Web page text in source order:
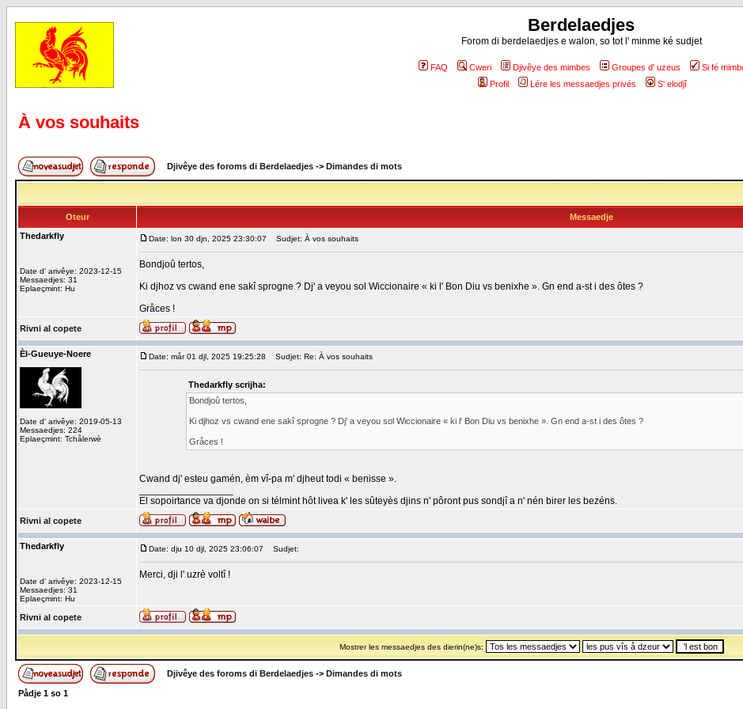
Berdelaedjes
Forom di berdelaedjes e walon, so tot l' minme ké sudjet
FAQ Cweri Djivêye des mimbes Groupes d' uzeus
Si fé
Profil
Lére les messaedjes privés S' elodjî
À vos souhaits
Djivêye des foroms di Berdelaedjes -> Dimandes di mots
Oteur
Messaedje
Thedarkfly
Date d' arivêye: 2023-12-15
Messaedjes: 31
Eplaeçmint: Hu
Date: lon 30 djn, 2025 23:30:07 Sudjet: À vos souhaits
Bondjoû tertos,
Ki djhoz vs cwand ene sakî sprogne ? Dj' a veyou sol Wiccionaire « ki l' Bon Diu vs benixhe ». Gn end a-st i des ôtes ?
Gråces !
Rivni al copete
Èl-Gueuye-Noere
Date d' arivêye: 2019-05-13
Messaedjes: 224
Eplaeçmint: Tchålerwè
Date: mår 01 djl, 2025 19:25:28 Sudjet: Re: À vos souhaits
Thedarkfly scrijha:
Bondjoû tertos,
Ki djhoz vs cwand ene sakî sprogne ? Dj' a veyou sol Wiccionaire « ki l' Bon Diu vs benixhe ». Gn end a-st i des ôtes ?
Gråces !
Cwand dj' esteu gamén, èm vî-pa m' djheut todi « benisse ».
El sopoirtance va djonde on si télmint hôt livea k' les sûteyès djins n' pôront pus sondjî a n' nén birer les bezéns.
Rivni al copete
Thedarkfly
Date d' arivêye: 2023-12-15
Messaedjes: 31
Eplaeçmint: Hu
Date: dju 10 djl, 2025 23:06:07 Sudjet:
Merci, dji l' uzrè voltî !
Rivni al copete
Mostrer les messaedjes des dierin(ne)s:
Djivêye des foroms di Berdelaedjes -> Dimandes di mots
Pådje 1 so 1